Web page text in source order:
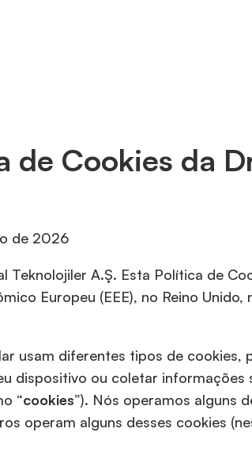
de Cookies da
de 2026
Teknolojiler A.Ş. Esta Política de
Europeu (EEE), no Reino Unido,
usam diferentes tipos de cookies,
dispositivo ou coletar
“cookies”). Nós operamos alguns
operam alguns desses cookies